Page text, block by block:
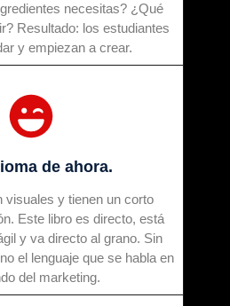
necesitas? ¿Qué
Resultado: los estudiantes
y empiezan a crear.
de ahora.
visuales y tienen un corto
Este libro es directo, está
y va directo al grano. Sin
el lenguaje que se habla en
del marketing.